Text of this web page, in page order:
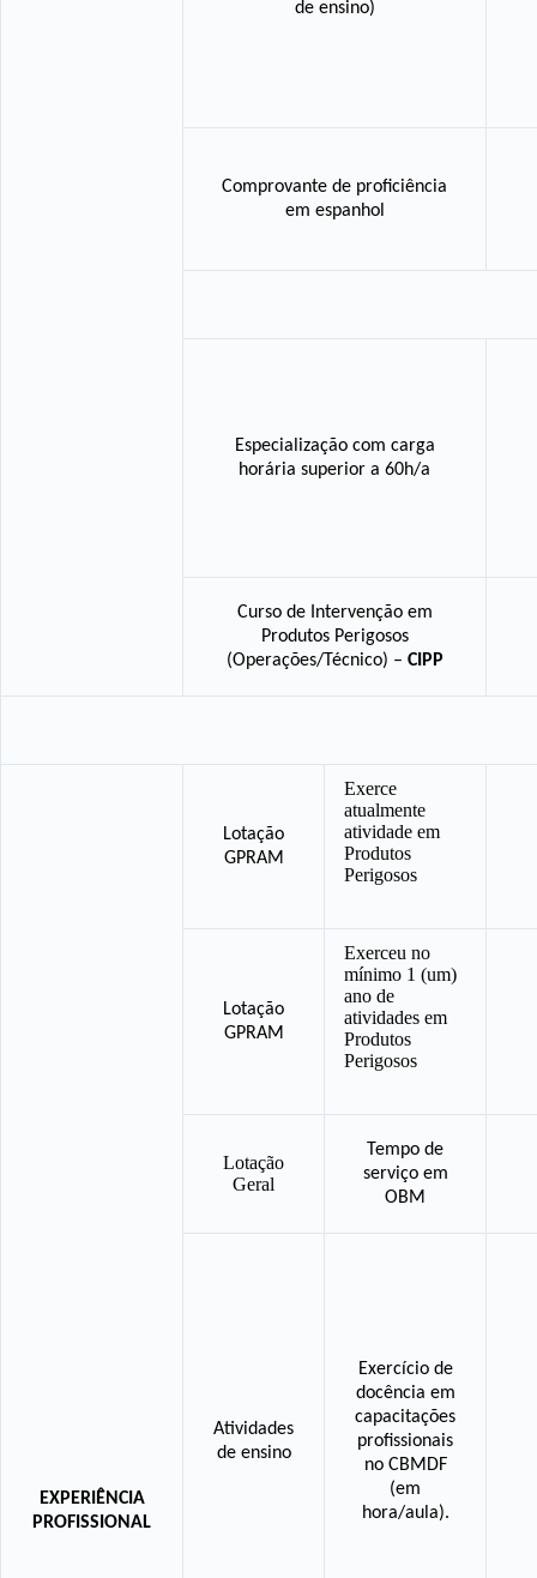
de ensino)
Comprovante de proficiência
em espanhol
Especialização com carga
horária superior a 60h/a
Curso de Intervenção em
Produtos Perigosos
(Operações/Técnico) – CIPP
EXPERIÊNCIA
PROFISSIONAL
Lotação
GPRAM
Exerce
atualmente
atividade em
Produtos
Perigosos
Lotação
GPRAM
Exerceu no
mínimo 1 (um)
ano de
atividades em
Produtos
Perigosos
Lotação
Geral
Tempo de
serviço em
OBM
Atividades
de ensino
Exercício de
docência em
capacitações
profissionais
no CBMDF
(em
hora/aula).